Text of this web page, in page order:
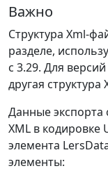
Важно
Структура Xml-
разделе,
с 3.29. Для
другая структура
Данные экспорта
XML в кодировке
элемента
элементы: